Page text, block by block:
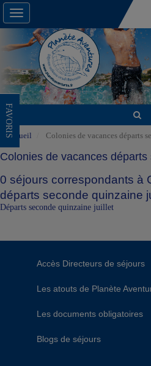
Toggle
navigation
FAVORIS
Accueil Colonies de vacances départs
Colonies de vacances
0 séjours correspondants à
départs seconde quinzaine
Départs seconde quinzaine juillet
Accès Directeurs de séjours
Les atouts de Planète
Les documents obligatoires
Blogs de séjours